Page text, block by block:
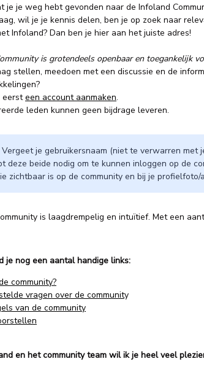
je je weg hebt gevonden naar de Infoland
wil je je kennis delen, ben je op zoek naar
Infoland? Dan ben je hier aan het juiste adres!
is grotendeels openbaar en toegankelijk
stellen, meedoen met een discussie en de
eersteen account aanmaken.
leden kunnen geen bijdrage leveren.
Vergeet je gebruikersnaam (niet te verwarren met
deze beide nodig om te kunnen inloggen op de
zichtbaar is op de community en bij je profielfoto/
is laagdrempelig en intuïtief. Met een
je nog een aantal handige links:
community?
vragen over de community
van de community
en het community team wil ik je heel veel